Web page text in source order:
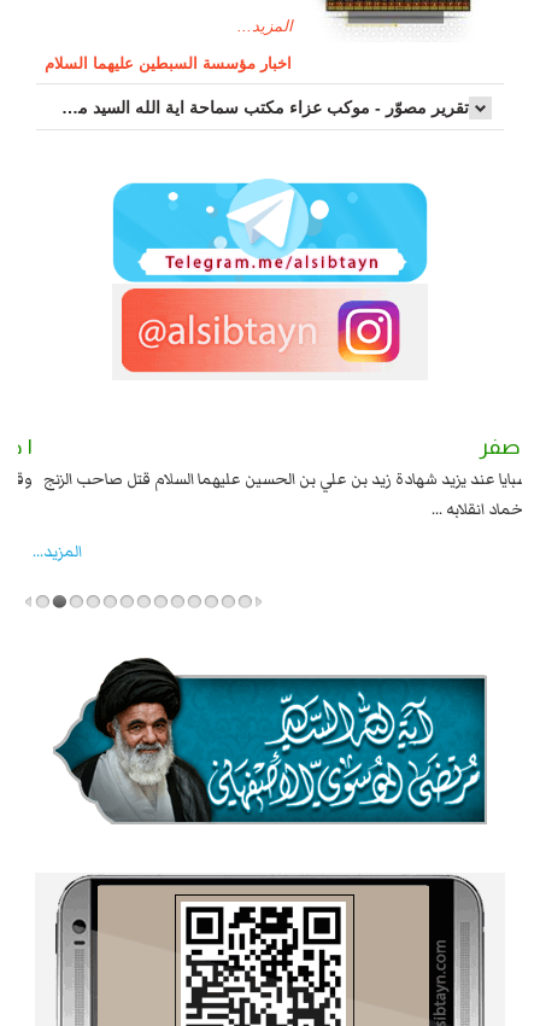
المزيد...
اخبار مؤسسة السبطين عليهما السلام
تقرير مصوّر - موكب عزاء مکتب سماحة اية الله السيد مرتضى الموسوي الاصفهاني في يوم إستشهاد السيدة فاطم...
٢ صفر
السبايا عند يزيد شهادة زيد بن علي بن الحسين عليهما السلام قتل صاحب الزنج
واخماد انقلابه ...
المزید...